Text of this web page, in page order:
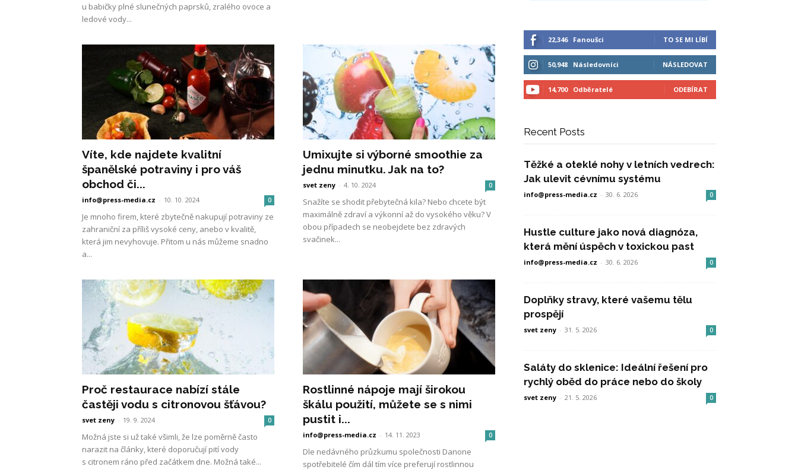
u babičky plné slunečných paprsků, zralého ovoce a
ledové vody...
Víte, kde najdete kvalitní
španělské potraviny i pro váš
obchod či...
info@press-media.cz - 10. 10. 2024 0
Je mnoho firem, které zbytečně nakupují potraviny ze
zahraniční za příliš vysoké ceny, anebo v kvalitě,
která jim nevyhovuje. Přitom u nás můžeme snadno
a...
Umixujte si výborné smoothie za
jednu minutku. Jak na to?
svet zeny - 4. 10. 2024 0
Snažíte se shodit přebytečná kila? Nebo chcete být
maximálně zdraví a výkonní až do vysokého věku? V
obou případech se neobejdete bez zdravých
svačinek...
Proč restaurace nabízí stále
častěji vodu s citronovou šťávou?
svet zeny - 19. 9. 2024 0
Možná jste si už také všimli, že lze poměrně často
narazit na články, které doporučují pití vody
s citronem ráno před začátkem dne. Možná také...
Rostlinné nápoje mají širokou
škálu použití, můžete se s nimi
pustit i...
info@press-media.cz - 14. 11. 2023 0
Dle nedávného průzkumu společnosti Danone
spotřebitelé čím dál tím více preferují rostlinnou
22,346 Fanoušci TO SE MI LÍBÍ
50,948 Následovníci NÁSLEDOVAT
14,700 Odběratelé ODEBÍRAT
Recent Posts
Těžké a oteklé nohy v letních vedrech:
Jak ulevit cévnímu systému
info@press-media.cz - 30. 6. 2026 0
Hustle culture jako nová diagnóza,
která mění úspěch v toxickou past
info@press-media.cz - 30. 6. 2026 0
Doplňky stravy, které vašemu tělu
prospějí
svet zeny - 31. 5. 2026 0
Saláty do sklenice: Ideální řešení pro
rychlý oběd do práce nebo do školy
svet zeny - 21. 5. 2026 0